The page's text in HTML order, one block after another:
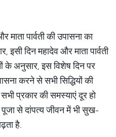
माता पार्वती की उपासना का
इसी दिन महादेव और माता पार्वती
के अनुसार, इस विशेष दिन पर
करने से सभी सिद्धियों की
प्रकार की समस्याएं दूर हो
से दांपत्य जीवन में भी सुख-
है.